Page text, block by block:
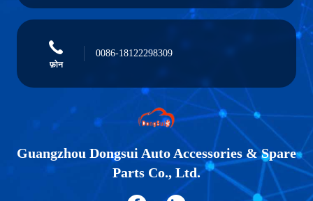
फ़ोन
0086-18122298309
Guangzhou Dongsui Auto Accessories & Spare
Parts Co., Ltd.